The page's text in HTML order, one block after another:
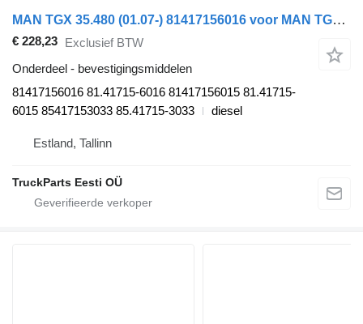
MAN TGX 35.480 (01.07-) 81417156016 voor MAN TGL, TGM, TGS, TGX (2005-2021) trekker
€ 228,23 Exclusief BTW
Onderdeel - bevestigingsmiddelen
81417156016 81.41715-6016 81417156015 81.41715-
6015 85417153033 85.41715-3033
diesel
Estland, Tallinn
TruckParts Eesti OÜ